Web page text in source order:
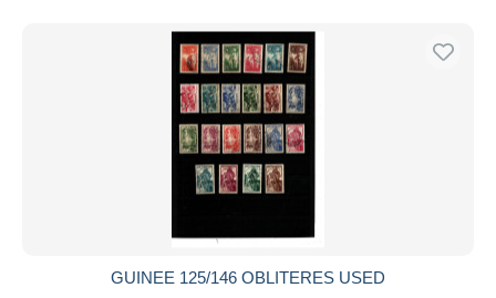
GUINEE 125/146 OBLITERES USED